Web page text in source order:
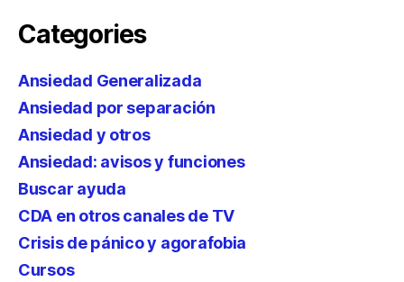
Categories
Ansiedad Generalizada
Ansiedad por separación
Ansiedad y otros
Ansiedad: avisos y funciones
Buscar ayuda
CDA en otros canales de TV
Crisis de pánico y agorafobia
Cursos